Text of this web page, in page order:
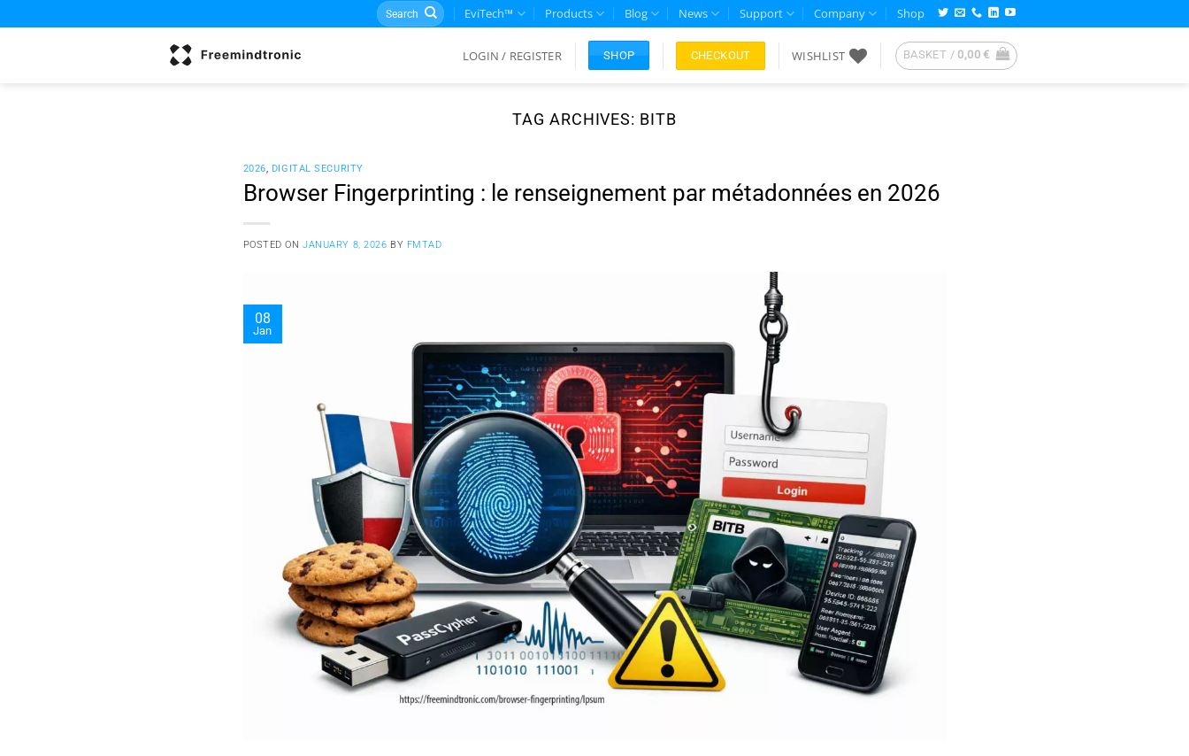
to
Search
for:
EviTech™ Products Blog News Support Company Shop
LOGIN / REGISTER SHOP CHECKOUT WISHLIST BASKET / 0,00€
TAG ARCHIVES: BITB
2026, DIGITAL SECURITY
Browser Fingerprinting : le renseignement par métadonnées en 2026
POSTED ONJANUARY 8, 2026 BY FMTAD
08
Jan